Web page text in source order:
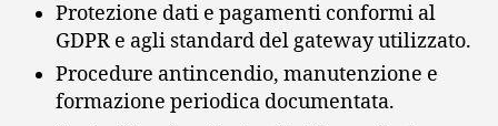
Protezione dati e pagamenti conformi al
GDPR e agli standard del gateway utilizzato.
Procedure antincendio, manutenzione e
formazione periodica documentata.